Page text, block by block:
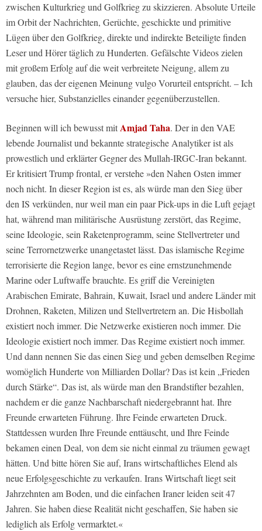
zwischen Kulturkrieg und Golfkrieg zu skizzieren. Absolute Urteile
im Orbit der Nachrichten, Gerüchte, geschickte und primitive
Lügen über den Golfkrieg, direkte und indirekte Beteiligte finden
Leser und Hörer täglich zu Hunderten. Gefälschte Videos zielen
mit großem Erfolg auf die weit verbreitete Neigung, allem zu
glauben, das der eigenen Meinung vulgo Vorurteil entsprícht. – Ich
versuche hier, Substanzielles einander gegenüberzustellen.
Beginnen will ich bewusst mitAmjad Taha. Der in den VAE
lebende Journalist und bekannte strategische Analytiker ist als
prowestlich und erklärter Gegner des Mullah-IRGC-Iran bekannt.
Er kritisiert Trump frontal, er verstehe »den Nahen Osten immer
noch nicht. In dieser Region ist es, als würde man den Sieg über
den IS verkünden, nur weil man ein paar Pick-ups in die Luft gejagt
hat, während man militärische Ausrüstung zerstört, das Regime,
seine Ideologie, sein Raketenprogramm, seine Stellvertreter und
seine Terrornetzwerke unangetastet lässt. Das islamische Regime
terrorisierte die Region lange, bevor es eine ernstzunehmende
Marine oder Luftwaffe brauchte. Es griff die Vereinigten
Arabischen Emirate, Bahrain, Kuwait, Israel und andere Länder mit
Drohnen, Raketen, Milizen und Stellvertretern an. Die Hisbollah
existiert noch immer. Die Netzwerke existieren noch immer. Die
Ideologie existiert noch immer. Das Regime existiert noch immer.
Und dann nennen Sie das einen Sieg und geben demselben Regime
womöglich Hunderte von Milliarden Dollar? Das ist kein „Frieden
durch Stärke“. Das ist, als würde man den Brandstifter bezahlen,
nachdem er die ganze Nachbarschaft niedergebrannt hat. Ihre
Freunde erwarteten Führung. Ihre Feinde erwarteten Druck.
Stattdessen wurden Ihre Freunde enttäuscht, und Ihre Feinde
bekamen einen Deal, von dem sie nicht einmal zu träumen gewagt
hätten. Und bitte hören Sie auf, Irans wirtschaftliches Elend als
neue Erfolgsgeschichte zu verkaufen. Irans Wirtschaft liegt seit
Jahrzehnten am Boden, und die einfachen Iraner leiden seit 47
Jahren. Sie haben diese Realität nicht geschaffen, Sie haben sie
lediglich als Erfolg vermarktet.«